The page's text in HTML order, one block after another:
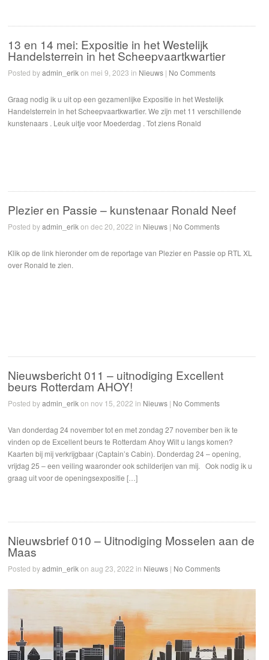
13 en 14 mei: Expositie in het Westelijk
Handelsterrein in het Scheepvaartkwartier
Posted byadmin_erikon mei 9, 2023 in Nieuws | No Comments
Graag nodig ik u uit op een gezamenlijke Expositie in het Westelijk
Handelsterrein in het Scheepvaartkwartier. We zijn met 11 verschillende
kunstenaars . Leuk uitje voor Moederdag . Tot ziens Ronald
Plezier en Passie – kunstenaar Ronald Neef
Posted byadmin_erikon dec 20, 2022 in Nieuws | No Comments
Klik op de link hieronder om de reportage van Plezier en Passie op RTL XL
over Ronald te zien.
Nieuwsbericht 011 – uitnodiging Excellent
beurs Rotterdam AHOY!
Posted byadmin_erikon nov 15, 2022 in Nieuws | No Comments
Van donderdag 24 november tot en met zondag 27 november ben ik te
vinden op de Excellent beurs te Rotterdam Ahoy Wilt u langs komen?
Kaarten bij mij verkrijgbaar (Captain’s Cabin). Donderdag 24 – opening,
vrijdag 25 – een veiling waaronder ook schilderijen van mij. Ook nodig ik u
graag uit voor de openingsexpositie […]
Nieuwsbrief 010 – Uitnodiging Mosselen aan de
Maas
Posted byadmin_erikon aug 23, 2022 in Nieuws | No Comments